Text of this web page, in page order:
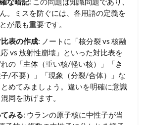
。ミスを防ぐには、各用語の定義を
が最も重要です。
表の作成: ノートに「核分裂 vs 核融
vs 放射性崩壊」といった対比表を
の「主体（重い核/軽い核）」「き
/不要）」「現象（分裂/合体）」な
めてみましょう。違いを明確に意識
同を防げます。
みる: ウランの原子核に中性子が当